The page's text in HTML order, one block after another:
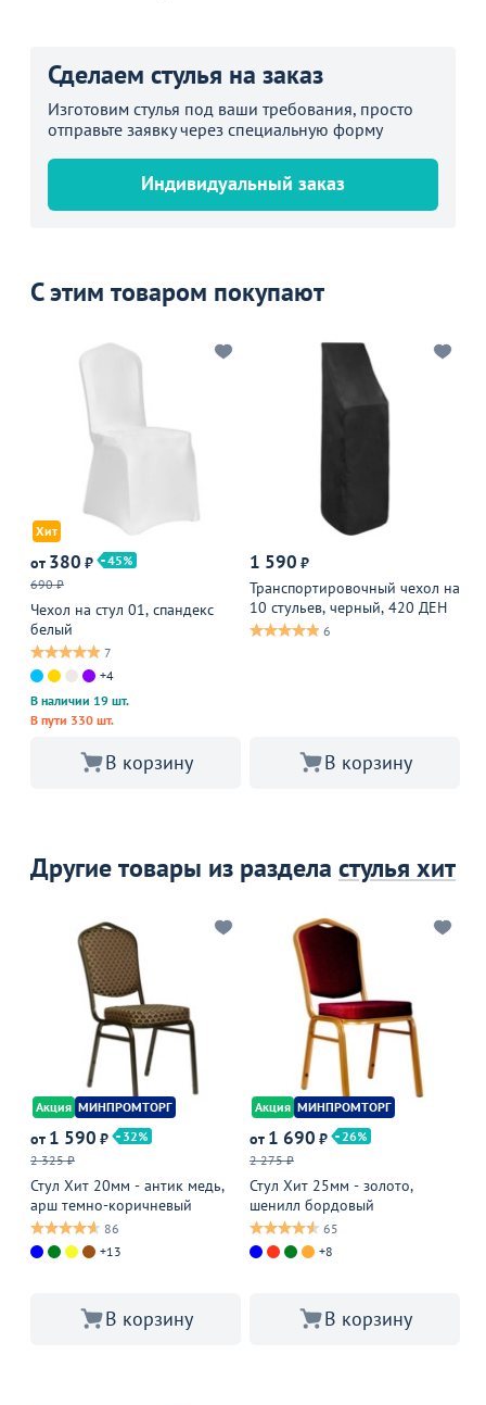
Сделаем стулья на заказ
Изготовим стулья под ваши требования, просто
отправьте заявку через специальную форму
Индивидуальный заказ
С этим товаром покупают
Хит
от 380 ₽
45
690 ₽
Чехол на стул 01, спандекс
белый
7
+4
В наличии 19 шт.
В пути 330 шт.
В корзину
1 590 ₽
Транспортировочный чехол на
10 стульев, черный, 420 ДЕН
6
В корзину
Другие товары из раздела стулья хит
Акция МИНПРОМТОРГ
от 1 590 ₽
32
2 325 ₽
Стул Хит 20мм - антик медь,
арш темно-коричневый
86
+13
В корзину
Акция МИНПРОМТОРГ
от 1 690 ₽
26
2 275 ₽
Стул Хит 25мм - золото,
шенилл бордовый
65
+8
В корзину